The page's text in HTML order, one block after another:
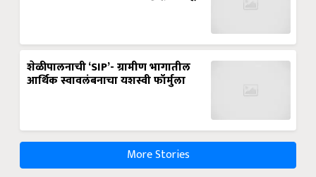
शेळीपालनाची ‘SIP’- ग्रामीण भागातील
आर्थिक स्वावलंबनाचा यशस्वी फॉर्मुला
More Stories